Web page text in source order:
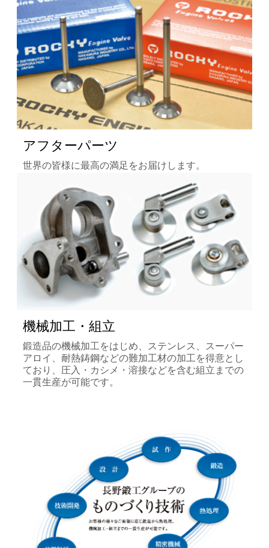
アフターパーツ
世界の皆様に最高の満足をお届けします。
機械加工・組立
鍛造品の機械加工をはじめ、ステンレス、スーパー
アロイ、耐熱鋳鋼などの難加工材の加工を得意とし
ており、圧入・カシメ・溶接などを含む組立までの
一貫生産が可能です。